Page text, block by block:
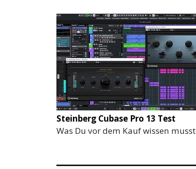
Steinberg Cubase Pro 13 Test
Was Du vor dem Kauf wissen musst